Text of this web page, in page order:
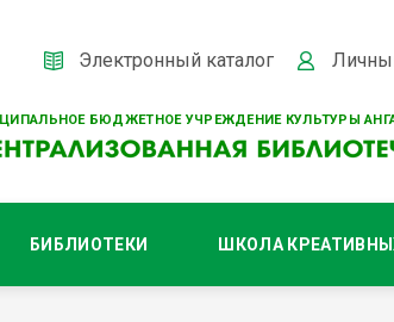
БЮДЖЕТНОЕ УЧРЕЖДЕНИЕ КУЛЬТУРЫ
Электронный каталог
БИБЛИОТЕКИ ШКОЛА